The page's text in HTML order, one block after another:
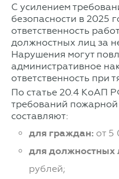
С усилением
безопасности в 2025
ответственность
должностных лиц за
Нарушения могут
административное
ответственность при
По статье 20.4 КоАП
требований пожарной
составляют:
для граждан:от 5
для должностных
рублей;